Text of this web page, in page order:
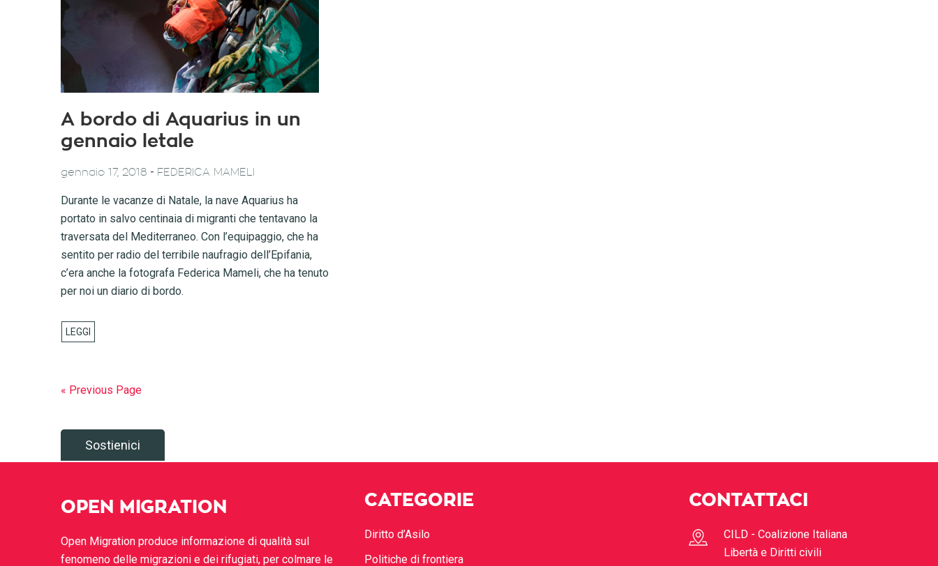
A bordo di Aquarius in un
gennaio letale
gennaio 17, 2018 - FEDERICA MAMELI
Durante le vacanze di Natale, la nave Aquarius ha
portato in salvo centinaia di migranti che tentavano la
traversata del Mediterraneo. Con l’equipaggio, che ha
sentito per radio del terribile naufragio dell’Epifania,
c’era anche la fotografa Federica Mameli, che ha tenuto
per noi un diario di bordo.
« Previous Page
Sostienici
OPEN MIGRATION
Open Migration produce informazione di qualità sul
fenomeno delle migrazioni e dei rifugiati, per colmare le
CATEGORIE
Diritto d’Asilo
Politiche di frontiera
CONTATTACI
CILD - Coalizione Italiana
Libertà e Diritti civili